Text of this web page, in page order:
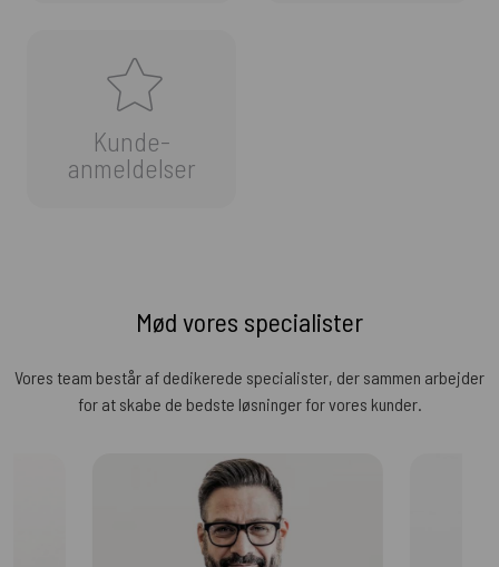
Kunde-
anmeldelser
Mød vores specialister
Vores team består af dedikerede specialister, der sammen arbejder
for at skabe de bedste løsninger for vores kunder.